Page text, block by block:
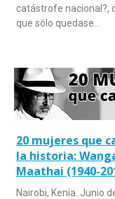
catástrofe nacional?,
que sólo quedase…
20 mujeres que
la historia:
Maathai (1940-
Nairobi, Kenia. Junio